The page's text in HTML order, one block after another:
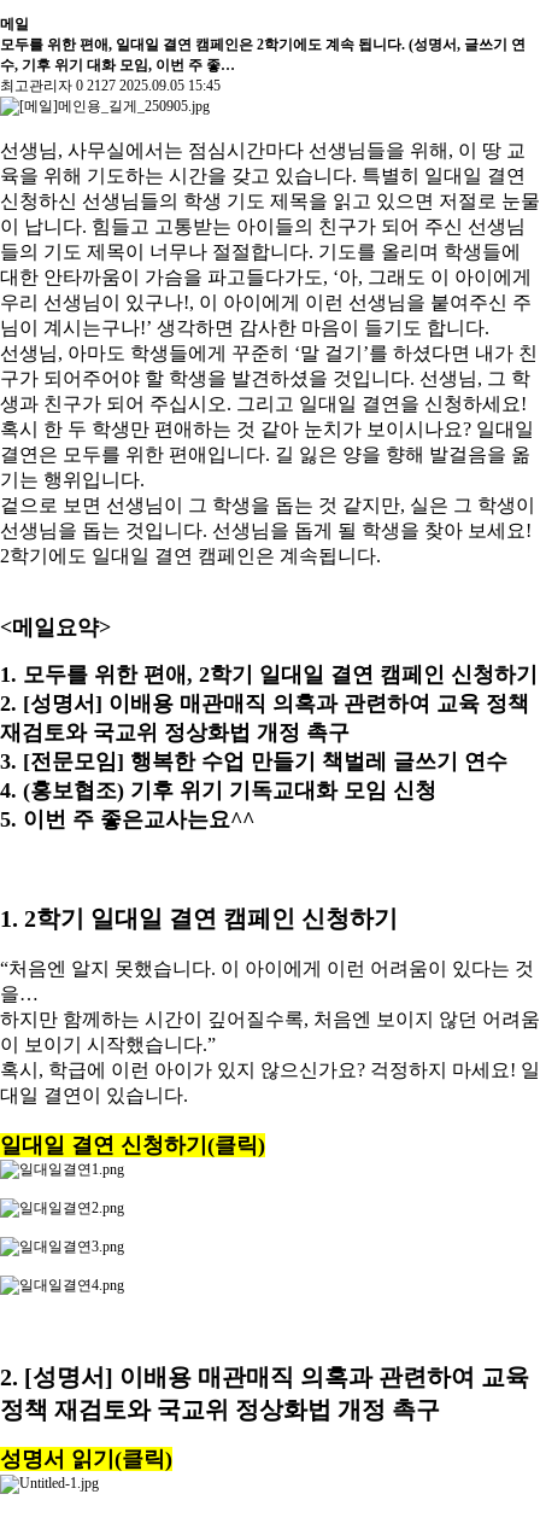
메일
모두를 위한 편애, 일대일 결연 캠페인은 2학기에도 계속 됩니다. (성명서, 글쓰기 연
수, 기후 위기 대화 모임, 이번 주 좋…
최고관리자 0 2127 2025.09.05 15:45
선생님, 사무실에서는 점심시간마다 선생님들을 위해, 이 땅 교
육을 위해 기도하는 시간을 갖고 있습니다. 특별히 일대일 결연
신청하신 선생님들의 학생 기도 제목을 읽고 있으면 저절로 눈물
이 납니다. 힘들고 고통받는 아이들의 친구가 되어 주신 선생님
들의 기도 제목이 너무나 절절합니다. 기도를 올리며 학생들에
대한 안타까움이 가슴을 파고들다가도, ‘아, 그래도 이 아이에게
우리 선생님이 있구나!, 이 아이에게 이런 선생님을 붙여주신 주
님이 계시는구나!’ 생각하면 감사한 마음이 들기도 합니다.
선생님, 아마도 학생들에게 꾸준히 ‘말 걸기’를 하셨다면 내가 친
구가 되어주어야 할 학생을 발견하셨을 것입니다. 선생님, 그 학
생과 친구가 되어 주십시오. 그리고 일대일 결연을 신청하세요!
혹시 한 두 학생만 편애하는 것 같아 눈치가 보이시나요? 일대일
결연은 모두를 위한 편애입니다. 길 잃은 양을 향해 발걸음을 옮
기는 행위입니다.
겉으로 보면 선생님이 그 학생을 돕는 것 같지만, 실은 그 학생이
선생님을 돕는 것입니다. 선생님을 돕게 될 학생을 찾아 보세요!
2학기에도 일대일 결연 캠페인은 계속됩니다.
<메일요약>
1. 모두를 위한 편애, 2학기 일대일 결연 캠페인 신청하기
2. [성명서] 이배용 매관매직 의혹과 관련하여 교육 정책
재검토와 국교위 정상화법 개정 촉구
3. [전문모임] 행복한 수업 만들기 책벌레 글쓰기 연수
4. (홍보협조) 기후 위기 기독교대화 모임 신청
5. 이번 주 좋은교사는요^^
1. 2학기 일대일 결연 캠페인 신청하기
“처음엔 알지 못했습니다. 이 아이에게 이런 어려움이 있다는 것
을…
하지만 함께하는 시간이 깊어질수록, 처음엔 보이지 않던 어려움
이 보이기 시작했습니다.”
혹시, 학급에 이런 아이가 있지 않으신가요? 걱정하지 마세요! 일
대일 결연이 있습니다.
일대일 결연 신청하기(클릭)
2. [성명서] 이배용 매관매직 의혹과 관련하여 교육
정책 재검토와 국교위 정상화법 개정 촉구
성명서 읽기(클릭)